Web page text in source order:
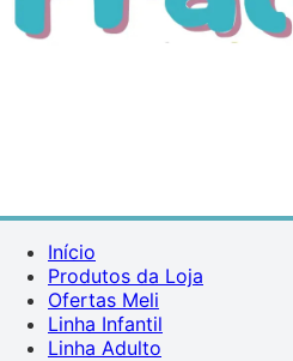
Início
Produtos da Loja
Ofertas Meli
Linha Infantil
Linha Adulto